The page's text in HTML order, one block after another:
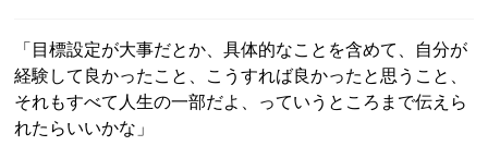
「目標設定が大事だとか、具体的なことを含めて、自分が
経験して良かったこと、こうすれば良かったと思うこと、
それもすべて人生の一部だよ、っていうところまで伝えら
れたらいいかな」